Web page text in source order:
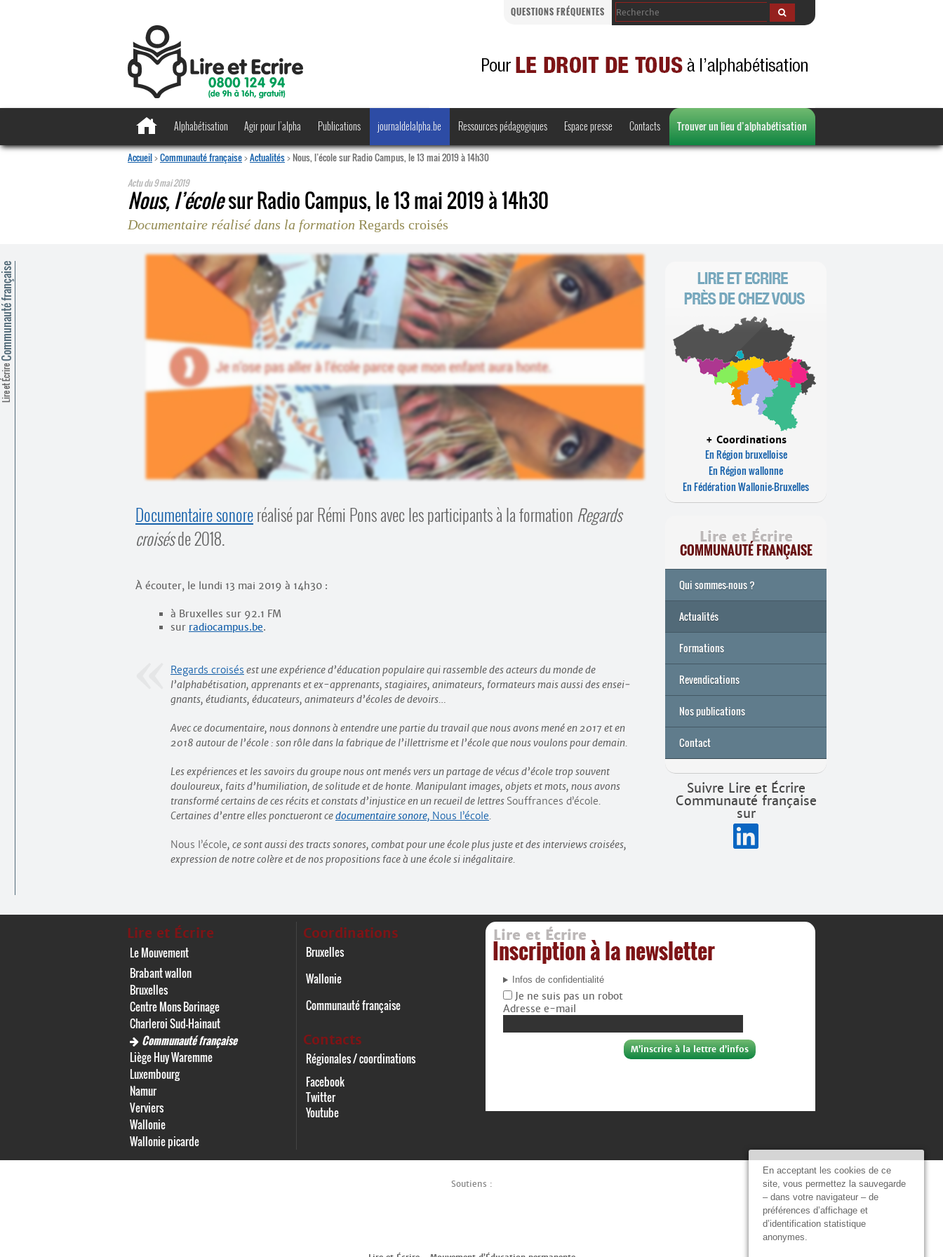
En acceptant les cookies de ce
site, vous permettez la sauvegarde
– dans votre navigateur – de
préférences d’affichage et
d’identification statistique
anonymes.
QUESTIONS FRÉQUENTES
Alphabétisation Agir pour l’alpha
Regards croisés
Publications
·
journaldelalpha.be Ressources pédagogiques
Bienvenue en Belgique
Espace presse Contacts Trouver un lieu d’alphabétisation
Accueil>Communauté française>Actualités>Nous, l’école sur Radio Campus, le 13 mai 2019 à 14h30
Actu du9 mai 2019
Nous, l’écolesur Radio Campus, le 13 mai 2019 à 14h30
Documentaire réalisé dans la formation Regards croisés
Lire et Écrire
française
Documentaire sonoreréalisé par Rémi Pons avec les participants à la formation Regards
croisésde 2018.
À écouter, le lundi 13 mai 2019 à 14h30 :
à Bruxelles sur 92.1 FM
sur radiocampus.be.
Regards croisés est une expérience d’éducation populaire qui rassemble des acteurs du monde de
l’alphabétisation, apprenants et ex-apprenants, stagiaires, animateurs, formateurs mais aussi des ensei­
gnants, étudiants, éducateurs, animateurs d’écoles de devoirs…
Avec ce documentaire, nous donnons à entendre une partie du travail que nous avons mené en 2017 et en
2018 autour de l’école : son rôle dans la fabrique de l’illettrisme et l’école que nous voulons pour demain.
Les expériences et les savoirs du groupe nous ont menés vers un partage de vécus d’école trop souvent
douloureux, faits d’humiliation, de solitude et de honte. Manipulant images, objets et mots, nous avons
transformé certains de ces récits et constats d’injustice en un recueil de lettres Souffrances d’école.
Certaines d’entre elles ponctueront cedocumentaire sonore, Nous l’école.
Nous l’école, ce sont aussi des tracts sonores, combat pour une école plus juste et des interviews croisées,
expression de notre colère et de nos propositions face à une école si inégalitaire.
+ Coordinations
En Région bruxelloise
En Région wallonne
En Fédération Wallonie-Bruxelles
Lire et Écrire
COMMUNAUTÉ FRANÇAISE
Qui sommes-nous ?
Actualités
Formations
Archives
Université de printemps 2026
Revendications
Nos publications
Contact
Suivre Lire et Écrire
Communauté française
sur
Lire et Écrire
Le Mouvement
Brabant wallon
Bruxelles
Centre Mons Borinage
Charleroi Sud-Hainaut
Communauté française
Liège Huy Waremme
Luxembourg
Namur
Verviers
Wallonie
Wallonie picarde
Coordinations
Bruxelles
Wallonie
Communauté française
Contacts
Régionales / coordinations
Facebook
Twitter
Youtube
Lire et Écrire
Inscription à la newsletter
Infos de confidentialité
Je ne suis pas un robot
Adresse e-mail
Soutiens :